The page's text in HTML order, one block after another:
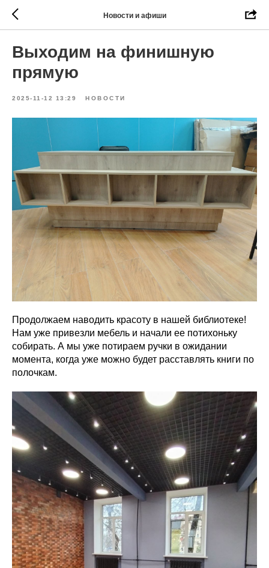
Новости и афиши
Выходим на финишную
прямую
2025-11-12 13:29 НОВОСТИ
Продолжаем наводить красоту в нашей библиотеке!
Нам уже привезли мебель и начали ее потихоньку
собирать. А мы уже потираем ручки в ожидании
момента, когда уже можно будет расставлять книги по
полочкам.